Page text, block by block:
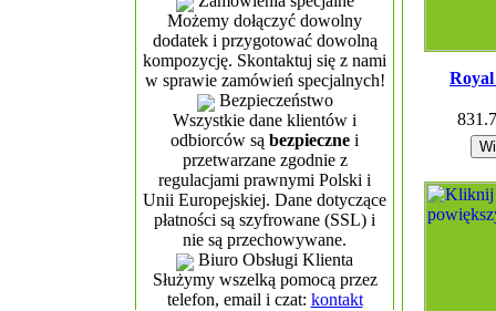
Możemy dołączyć dowolny
dodatek i przygotować dowolną
kompozycję. Skontaktuj się z nami
w sprawie zamówień specjalnych!
Bezpieczeństwo
Wszystkie dane klientów i
odbiorców są bezpieczne i
przetwarzane zgodnie z
regulacjami prawnymi Polski i
Unii Europejskiej. Dane dotyczące
płatności są szyfrowane (SSL) i
nie są przechowywane.
Biuro Obsługi Klienta
Służymy wszelką pomocą przez
telefon, email i czat: kontakt